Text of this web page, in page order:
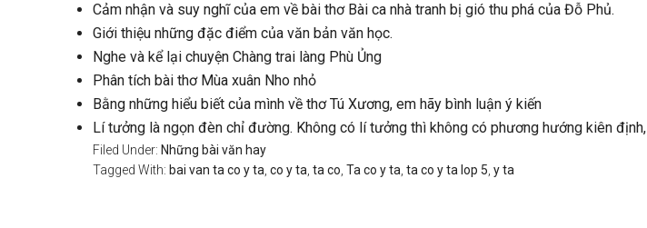
Cảm nhận và suy nghĩ của em về bài thơ Bài ca nhà tranh bị gió thu phá của Đỗ Phủ.
Giới thiệu những đặc điểm của văn bản văn học.
Nghe và kể lại chuyện Chàng trai làng Phù Ủng
Phân tích bài thơ Mùa xuân Nho nhỏ
Bằng những hiểu biết của mình về thơ Tú Xương, em hãy bình luận ý kiến
Lí tưởng là ngọn đèn chỉ đường. Không có lí tưởng thì không có phương hướng kiên định,
Filed Under: Những bài văn hay
Tagged With: bai van ta co y ta co y ta ta co Ta co y ta ta co y ta lop 5 y ta